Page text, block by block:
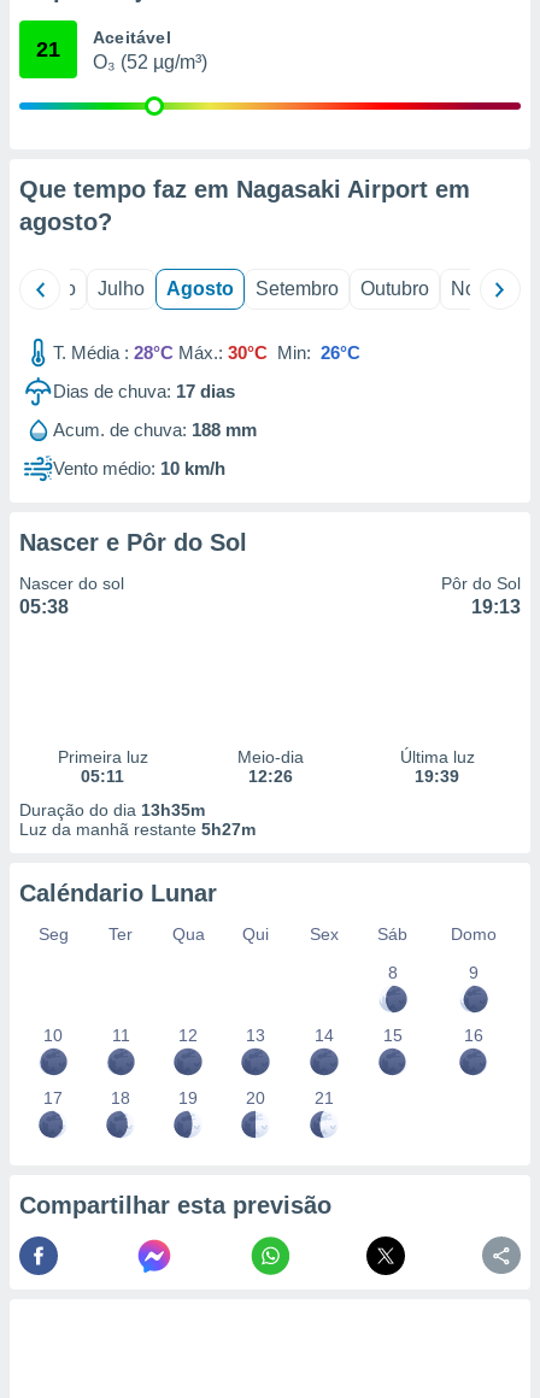
através
1199
21 Aceitável
O₃ (52 µg/m³)
Que tempo faz em Nagasaki Airport em
agosto?
Junho Julho Agosto Setembro Outubro Novembro
T. Média : 28°C Máx.: 30°C Min: 26°C
Dias de chuva: 17 dias
Acum. de chuva: 188 mm
Vento médio: 10 km/h
Nascer e Pôr do Sol
Nascer do sol
05:38
Pôr do Sol
19:13
Primeira luz
05:11
Meio-dia
12:26
Última luz
19:39
Duração do dia 13h35m
Luz da manhã restante 5h27m
Caléndario Lunar
Seg Ter Qua Qui Sex Sáb
Domo
8
9
10 11 12 13 14 15 16
17 18 19 20 21
Compartilhar esta previsão